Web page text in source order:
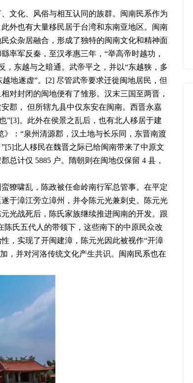
文化、风俗与相互认同的族群。闽南民系作为
外也有大量移民居于台湾和东南亚地区。闽南
众杂居融合，形成了独特的闽南文化和精神面
率军反秦，至汉孝惠三年，“举高帝时越功，
，东越与之暗通。武帝平之，并以“东越狭，多
地遂虚”。[2] 尽管武帝要求迁徙闽地居民，但
对封闭的闽地便有了雏形。汉末三国至两晋，
郡， 但所辖九县中仅东安在闽南。西晋永嘉
”[3]。此外在侯景之乱后，也有北人移居于建
：“泉州清源郡，汉土地与长乐同，东晋南渡
北人移民在魏晋之际已给闽南带来了中原文
总计仅 5885 户。隋朝则在闽地仅保留 4 县，
獠啸乱，陈政被任命岭南行军总管事。在平定
于漳江旁立漳州，并令陈元光兼刺史。陈元光
光战死后，陈氏家族继续推进闽南的开发。跟
氏五代人的带领下，这些南下的中原民众改
，实现了开闽建漳，陈元光因此被视作“开漳
，并对河洛传统文化产生共识。闽南民系也在